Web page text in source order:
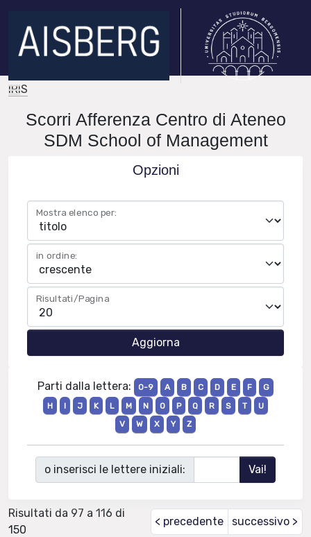
IRIS
Scorri Afferenza Centro di Ateneo
SDM School of Management
Opzioni
Mostra elenco per:
in ordine:
Risultati/Pagina
Parti dalla lettera: 0-9 A B C D E F
G
H
I J K L M N O P Q R S T
U
V
W X Y Z
o inserisci le lettere iniziali:
Risultati da 97 a 116 di
150
< precedente successivo >